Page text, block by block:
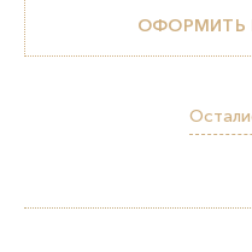
ОФОРМИТЬ